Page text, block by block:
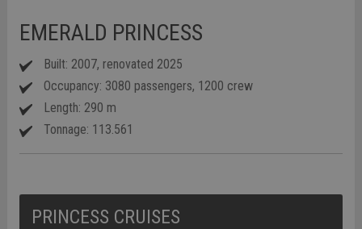
EMERALD PRINCESS
Built: 2007, renovated 2025
Occupancy: 3080 passengers, 1200 crew
Length: 290 m
Tonnage: 113.561
PRINCESS CRUISES